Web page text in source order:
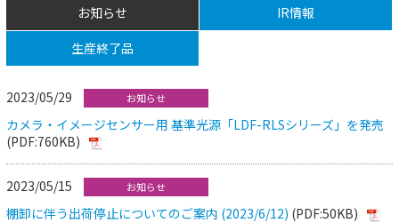
お知らせ
IR情報
生産終了品
2023/05/29 お知らせ
カメラ・イメージセンサー用 基準光源「LDF-RLSシリーズ」を発売
(PDF:760KB)
2023/05/15 お知らせ
棚卸に伴う出荷停止についてのご案内 (2023/6/12) (PDF:50KB)